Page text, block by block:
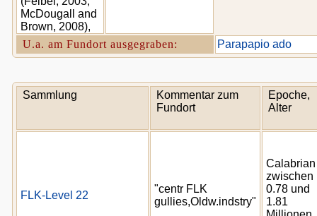
McDougall and
Brown, 2008),
U.a. am Fundort ausgegraben:
Parapapio ado
Sammlung
Kommentar zum
Fundort
Epoche,
Alter
FLK-Level 22
"centr FLK
gullies,Oldw.indstry"
Calabrian
zwischen
0.78 und
1.81